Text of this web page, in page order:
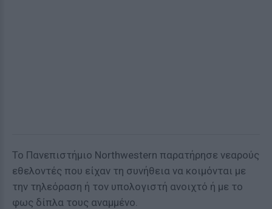
Το Πανεπιστήμιο Northwestern παρατήρησε νεαρούς
εθελοντές που είχαν τη συνήθεια να κοιμόνται με
την τηλεόραση ή τον υπολογιστή ανοιχτό ή με το
φως δίπλα τους αναμμένο.